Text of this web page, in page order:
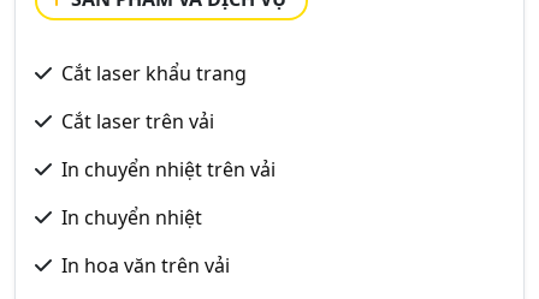
Cắt laser khẩu trang
Cắt laser trên vải
In chuyển nhiệt trên vải
In chuyển nhiệt
In hoa văn trên vải